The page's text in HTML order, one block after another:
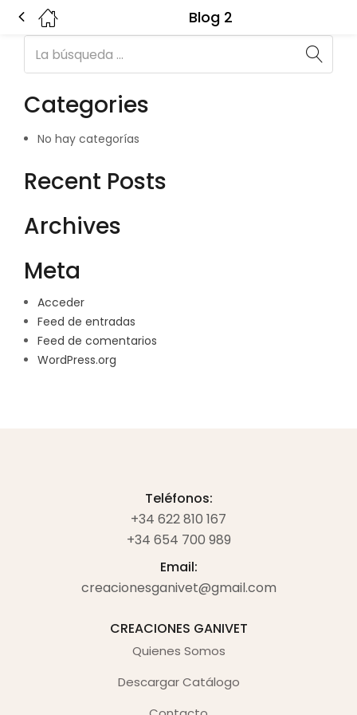
Blog 2
Categories
No hay categorías
Recent Posts
Archives
Meta
Acceder
Feed de entradas
Feed de comentarios
WordPress.org
Teléfonos:
+34 622 810 167
+34 654 700 989
Email:
creacionesganivet@gmail.com
CREACIONES GANIVET
Quienes Somos
Descargar Catálogo